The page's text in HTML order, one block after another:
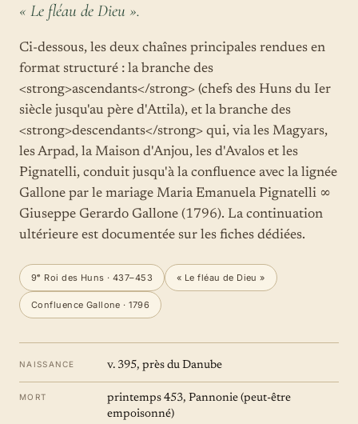
« Le fléau de Dieu ».
Ci-dessous, les deux chaînes principales rendues en
format structuré : la branche des
<strong>ascendants</strong> (chefs des Huns du Ier
siècle jusqu'au père d'Attila), et la branche des
<strong>descendants</strong> qui, via les Magyars,
les Arpad, la Maison d'Anjou, les d'Avalos et les
Pignatelli, conduit jusqu'à la confluence avec la lignée
Gallone par le mariage Maria Emanuela Pignatelli ∞
Giuseppe Gerardo Gallone (1796). La continuation
ultérieure est documentée sur les fiches dédiées.
9ᵉ Roi des Huns · 437–453 « Le fléau de Dieu »
Confluence Gallone · 1796
NAISSANCE v. 395, près du Danube
MORT
printemps 453, Pannonie (peut-être
empoisonné)